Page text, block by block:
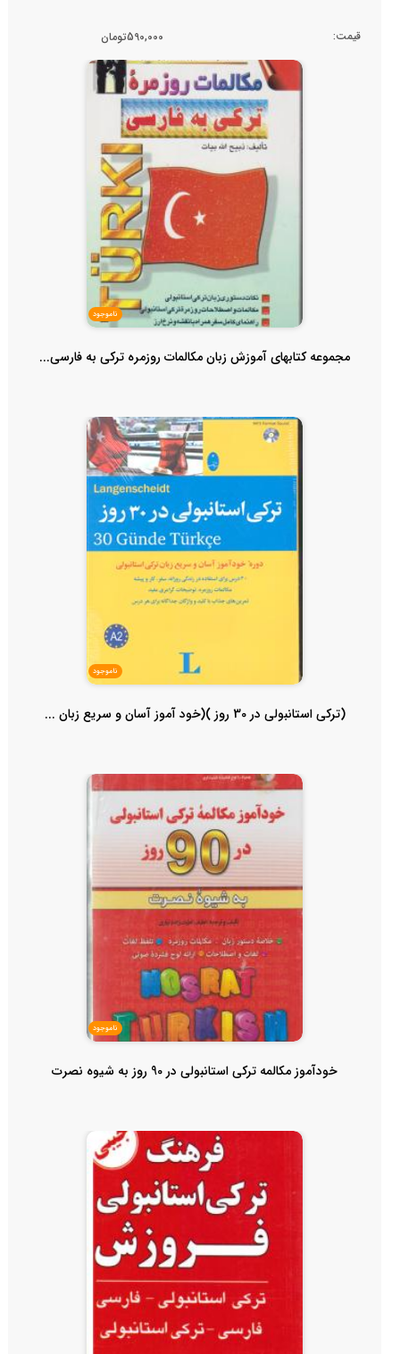
قیمت: 590,000تومان
ناموجود
مجموعه کتابهای آموزش زبان مکالمات روزمره ترکی به فارسی...
ناموجود
(ترکی استانبولی در 30 روز )(خود آموز آسان و سریع زبان ...
ناموجود
خودآموز مکالمه ترکی استانبولی در 90 روز به شیوه نصرت